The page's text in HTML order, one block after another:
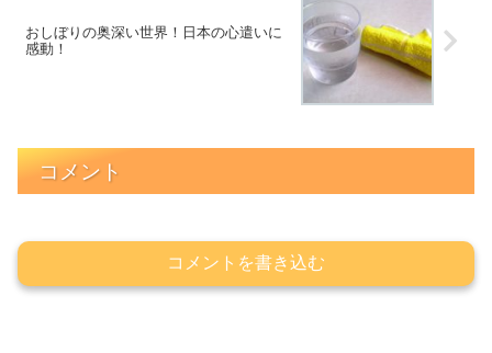
おしぼりの奥深い世界！日本の心遣いに
感動！
コメント
コメントを書き込む